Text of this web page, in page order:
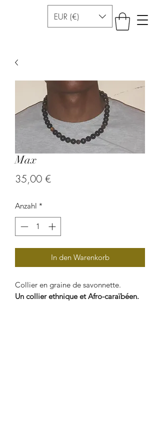
EUR (€)
Max
35,00 €Preis
Anzahl *
In den Warenkorb
Collier en graine de savonnette.
Un collier ethnique et Afro-caraïbéen.